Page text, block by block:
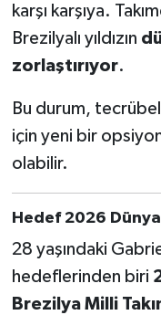
karşı karşıya.
Brezilyalı yıldızın
zorlaştırıyor.
Bu durum,
için yeni bir
olabilir.
Hedef 2026 Dünya
28 yaşındaki
hedeflerinden biri
Brezilya Milli
Boks
Güreş
Halter
Motor Sporları
Diğer Spor
Futbolcular